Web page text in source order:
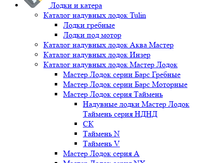
Лодки и катера
Каталог надувных лодок Tulin
Лодки гребные
Лодки под мотор
Каталог надувных лодок Аква Мастер
Каталог надувных лодок Инзер
Каталог надувных лодок Мастер Лодок
Мастер Лодок серии Барс Гребные
Мастер Лодок серии Барс Моторные
Мастер Лодок серия Таймень
Надувные лодки Мастер Лодок
Таймень серия НДНД
СК
Таймень N
Таймень V
Мастер Лодок серия А